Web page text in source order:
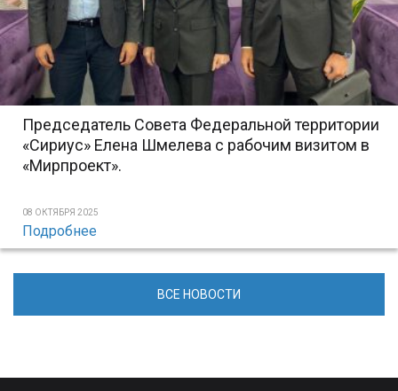
Председатель Совета Федеральной территории
«Сириус» Елена Шмелева с рабочим визитом в
«Мирпроект».
08 ОКТЯБРЯ 2025
Подробнее
ВСЕ НОВОСТИ